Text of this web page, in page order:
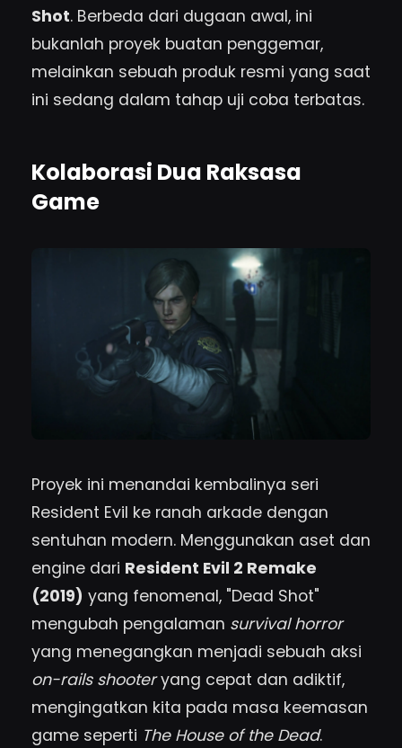
Shot. Berbeda dari dugaan awal, ini
bukanlah proyek buatan penggemar,
melainkan sebuah produk resmi yang saat
ini sedang dalam tahap uji coba terbatas.
Kolaborasi Dua Raksasa
Game
Proyek ini menandai kembalinya seri
Resident Evil ke ranah arkade dengan
sentuhan modern. Menggunakan aset dan
engine dari Resident Evil 2 Remake
(2019) yang fenomenal, "Dead Shot"
mengubah pengalaman survival horror
yang menegangkan menjadi sebuah aksi
on-rails shooteryang cepat dan adiktif,
mengingatkan kita pada masa keemasan
game seperti The House of the Dead.